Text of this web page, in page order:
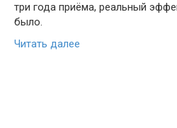
три года приёма, реальный
было.
Читать далее